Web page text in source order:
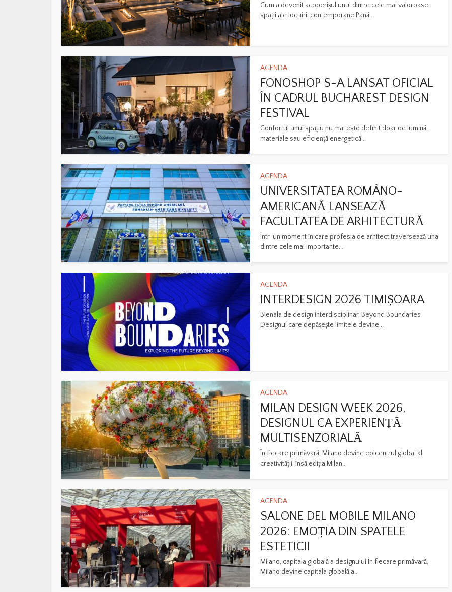
Cum a devenit acoperișul unul dintre cele mai valoroase
spații ale locuirii contemporane Până...
AGENDA
FONOSHOP S-A LANSAT OFICIAL
ÎN CADRUL BUCHAREST DESIGN
FESTIVAL
Confortul unui spațiu nu mai este definit doar de lumină,
materiale sau eficiență energetică...
AGENDA
UNIVERSITATEA ROMÂNO-
AMERICANĂ LANSEAZĂ
FACULTATEA DE ARHITECTURĂ
Într-un moment în care profesia de arhitect traversează una
dintre cele mai importante...
AGENDA
INTERDESIGN 2026 TIMIȘOARA
Bienala de design interdisciplinar, Beyond Boundaries
Designul care depășește limitele devine...
AGENDA
MILAN DESIGN WEEK 2026,
DESIGNUL CA EXPERIENȚĂ
MULTISENZORIALĂ
În fiecare primăvară, Milano devine epicentrul global al
creativității, însă ediția Milan...
AGENDA
SALONE DEL MOBILE MILANO
2026: EMOȚIA DIN SPATELE
ESTETICII
Milano, capitala globală a designului În fiecare primăvară,
Milano devine capitala globală a...